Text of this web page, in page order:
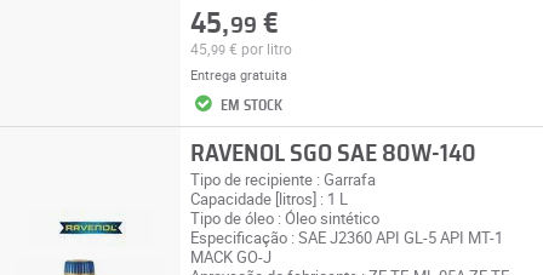
45,99 €
45, 99€ por litro
Entrega gratuita
EM STOCK
RAVENOL SGO SAE 80W-140
Tipo de recipiente : Garrafa
Capacidade [litros] : 1 L
Tipo de óleo : Óleo sintético
Especificação : SAE J2360 API GL-5 API MT-1
MACK GO-J